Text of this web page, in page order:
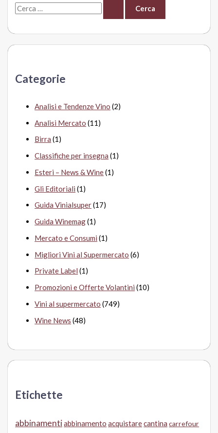
C
r
:Categorie
Analisi e Tendenze Vino (2)
Analisi Mercato (11)
Birra (1)
Classifiche per insegna (1)
Esteri – News & Wine(1)
Gli Editoriali (1)
Guida Vinialsuper(17)
Guida Winemag(1)
Mercato e Consumi (1)
Migliori Vini al Supermercato (6)
Private Label (1)
Promozioni e Offerte Volantini (10)
Vini al supermercato (749)
Wine News (48)
Etichette
abbinamentiabbinamento acquistarecantina carrefour